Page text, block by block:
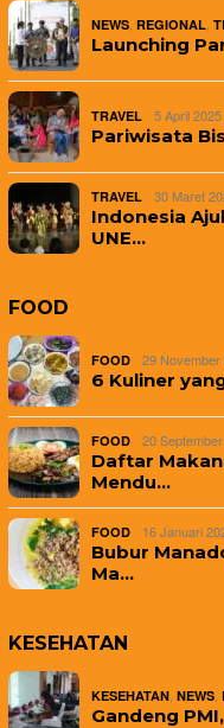
NEWS REGIONAL
Launching
TRAVEL 5 April 2025
Pariwisata
TRAVEL 30 Maret
Indonesia
UNE…
FOOD
FOOD 29 November
6 Kuliner
FOOD 20
Daftar
Mendu…
FOOD 16 Januari
Bubur
Ma…
KESEHATAN
KESEHATAN NEWS
Gandeng